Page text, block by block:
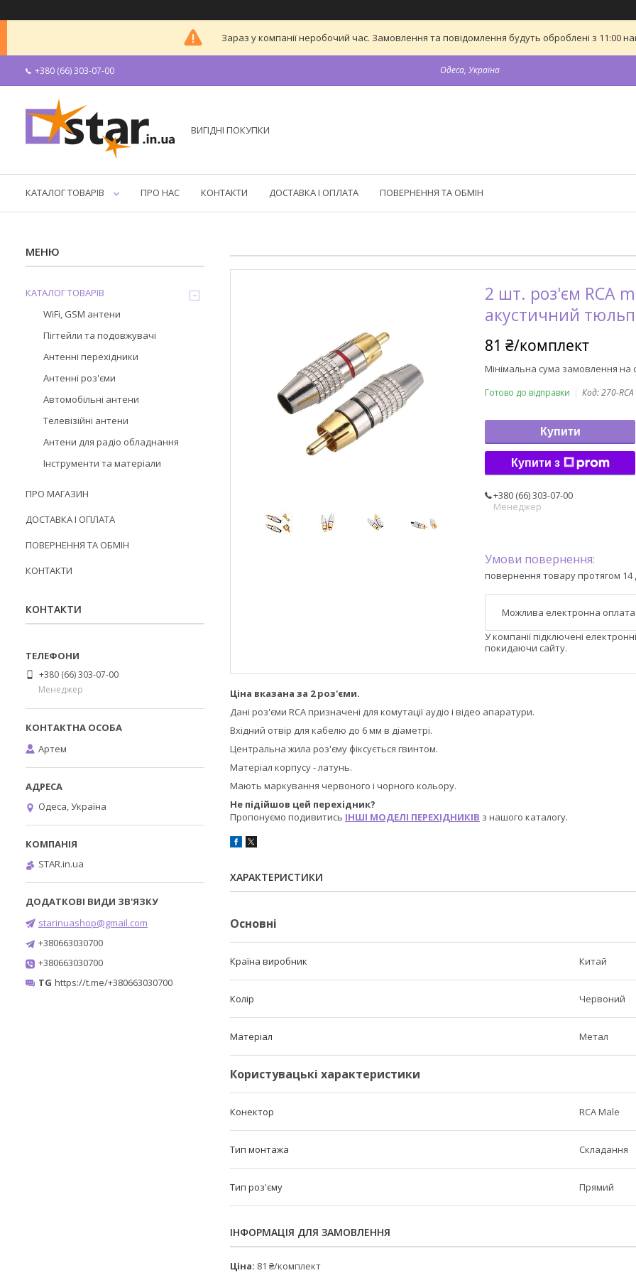
Зараз у компанії неробочий час. Замовлення та повідомлення будуть оброблені з 11:00
+380 (66) 303-07-00 Одеса, Україна
ВИГІДНІ ПОКУПКИ
КАТАЛОГ ТОВАРІВ ПРО НАС КОНТАКТИ ДОСТАВКА І ОПЛАТА ПОВЕРНЕННЯ ТА ОБМІН
2 шт. роз'єм RCA
акустичний
81 ₴/комплект
Мінімальна сума замовлення на
Готово до відправки Код:270-RCA
Купити
Купити з
+380 (66) 303-07-00
Менеджер
повернення товару протягом 14
У компанії підключені
покидаючи сайту.
Ціна вказана за 2 роз'єми.
Дані роз'єми RCA призначені для комутації аудіо і відео апаратури.
Вхідний отвір для кабелю до 6 мм в діаметрі.
Центральна жила роз'єму фіксується гвинтом.
Матеріал корпусу - латунь.
Мають маркування червоного і чорного кольору.
Не підійшов цей перехідник?
Пропонуємо подивитись ІНШІ МОДЕЛІ ПЕРЕХІДНИКІВ з нашого каталогу.
ХАРАКТЕРИСТИКИ
Основні
Країна виробник Китай
Колір Червоний
Матеріал Метал
Користувацькі характеристики
Конектор RCA Male
Тип монтажа Складання
Тип роз'єму Прямий
ІНФОРМАЦІЯ ДЛЯ ЗАМОВЛЕННЯ
Ціна: 81 ₴/комплект
КАТАЛОГ ТОВАРІВ
WiFi, GSM антени
Пігтейли та подовжувачі
Антенні перехідники
Антенні роз'єми
Автомобільні антени
Телевізійні антени
Антени для радіо обладнання
Інструменти та матеріали
ПРО МАГАЗИН
ДОСТАВКА І ОПЛАТА
ПОВЕРНЕННЯ ТА ОБМІН
КОНТАКТИ
КОНТАКТИ
+380 (66) 303-07-00
Менеджер
Артем
Одеса, Україна
STAR.in.ua
starinuashop@gmail.com
+380663030700
+380663030700
TG https://t.me/+380663030700